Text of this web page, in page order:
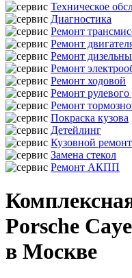
Техническое
Диагностика
Ремонт
Ремонт
Ремонт
Ремонт
Ремонт ходовой
Ремонт
Ремонт
Покраска кузова
Детейлинг
Кузовной ремонт
Замена стекол
Ремонт АКПП
Porsche
в Москве